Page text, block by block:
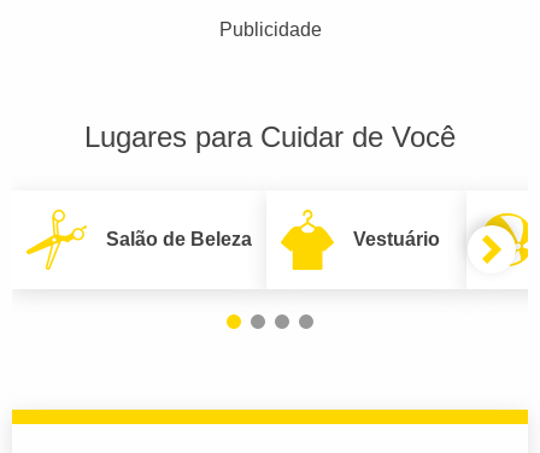
Publicidade
Lugares para Cuidar de Você
Salão de Beleza Vestuário